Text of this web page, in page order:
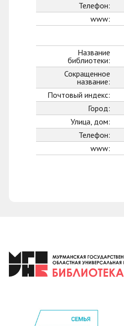
Телефон:
www:
Название
библиотеки:
Сокращенное
название:
Почтовый индекс:
Город:
Улица, дом:
Телефон:
www: